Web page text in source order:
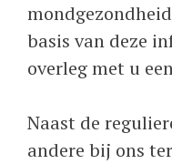
basis van deze
overleg met u
Naast de
andere bij ons